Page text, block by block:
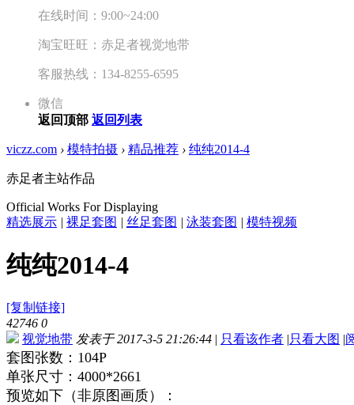
在线时间：9:00~24:00
淘宝旺旺：赤足者视觉地带
客服热线：134-8255-6595
微信
返回顶部 返回列表
viczz.com › 模特拍摄 › 精品推荐 › 纯纯2014-4
赤足者主站作品
Official Works For Displaying
精选展示 | 裸足套图 | 丝足套图 | 泳装套图 | 模特视频
纯纯2014-4
[复制链接]
42746 0
视觉地带 发表于 2017-3-5 21:26:44 | 只看该作者 |只看大图 |
套图张数：104P
单张尺寸：4000*2661
预览如下（非原图画质）：